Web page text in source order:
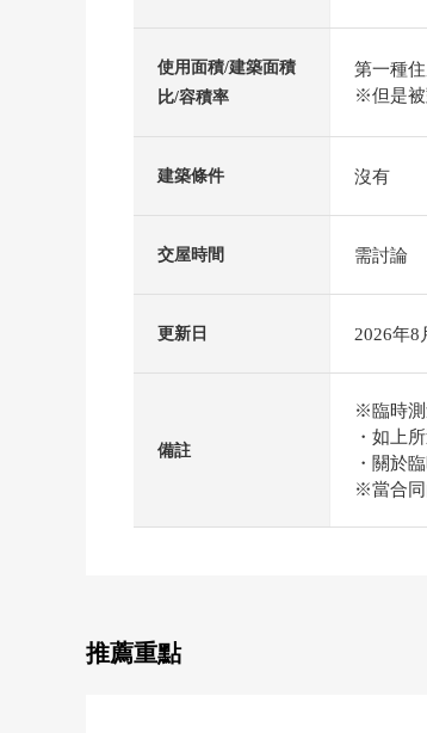
使用面積/建築面積
比/容積率
第一種
※但是被
建築條件 沒有
交屋時間 需討論
更新日 2026年8
備註
※臨時測
・如上
・關於
※當合同
推薦重點